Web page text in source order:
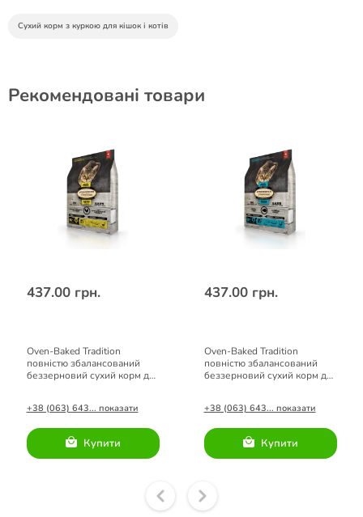
Сухий корм з куркою для кішок і котів
Рекомендовані товари
437.00 грн.
Oven-Baked Tradition
повністю збалансований
беззерновий сухий корм для
+38 (063) 643... показати
Купити
437.00 грн.
Oven-Baked Tradition
повністю збалансований
беззерновий сухий корм для
+38 (063) 643... показати
Купити